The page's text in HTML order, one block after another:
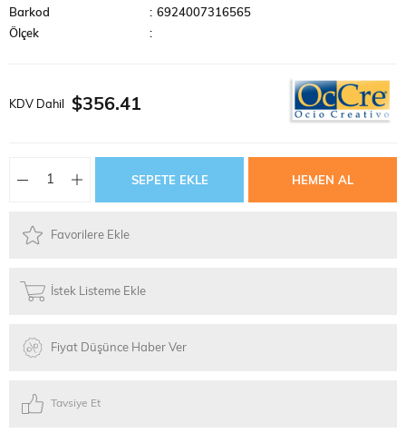
Barkod
: 6924007316565
Ölçek
:
KDV Dahil $356.41
Favorilere Ekle
İstek Listeme Ekle
Fiyat Düşünce Haber Ver
Tavsiye Et